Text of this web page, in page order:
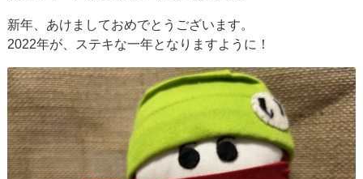
新年、あけましておめでとうございます。
2022年が、ステキな一年となりますように！